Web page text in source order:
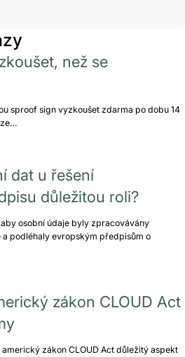
než se
sproof sign vyzkoušet zdarma po dobu 14
ze…
dat u řešení
důležitou roli?
osobní údaje byly zpracovávány
podléhaly evropským předpisům o
zákon CLOUD Act
zákon CLOUD Act důležitý aspekt